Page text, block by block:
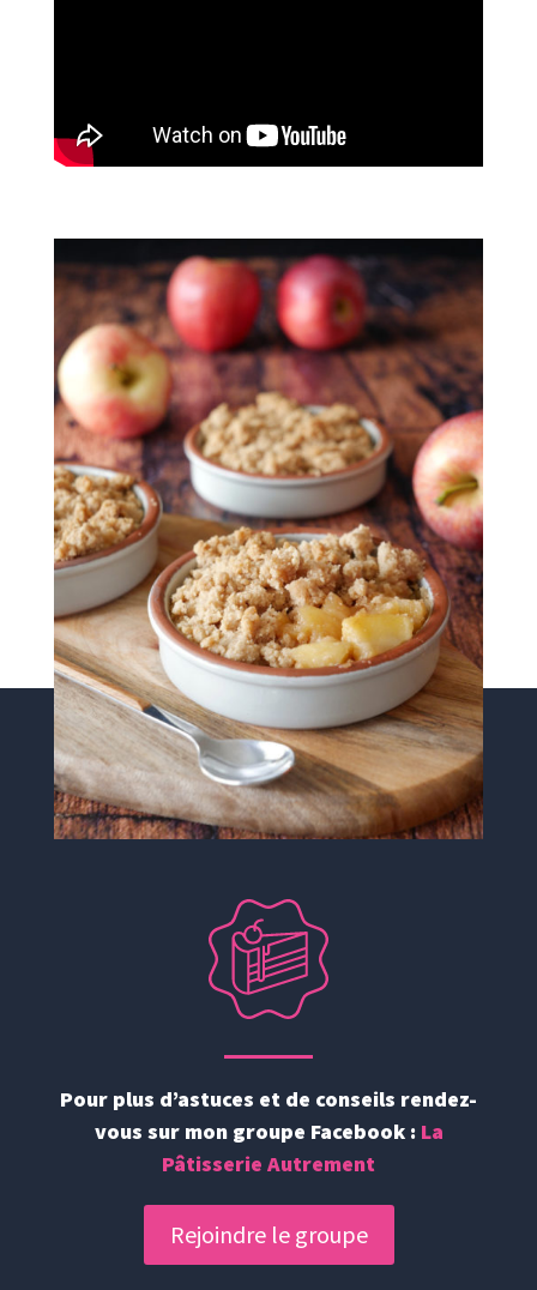
Pour plus d’astuces et de conseils rendez-
vous sur mon groupe Facebook : La
Pâtisserie Autrement
Rejoindre le groupe